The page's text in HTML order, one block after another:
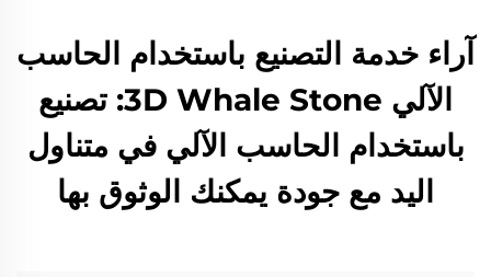
آراء خدمة التصنيع باستخدام الحاسب
الآلي 3D Whale Stone: تصنيع
باستخدام الحاسب الآلي في متناول
اليد مع جودة يمكنك الوثوق بها